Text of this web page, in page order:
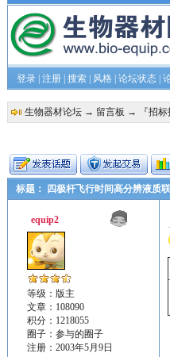
登录| 注册| 搜索| 风格| 论坛状态|
生物器材论坛→ 留言板 → 『招标
标题： 四极杆飞行时间高分辨液质
equip2
等级：版主
文章：108090
积分：1218055
圈子： 参与的圈子
注册：2003年5月9日